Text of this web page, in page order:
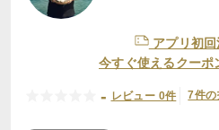
アプリ初回
今すぐ使えるクーポ
- レビュー 0件 7件の